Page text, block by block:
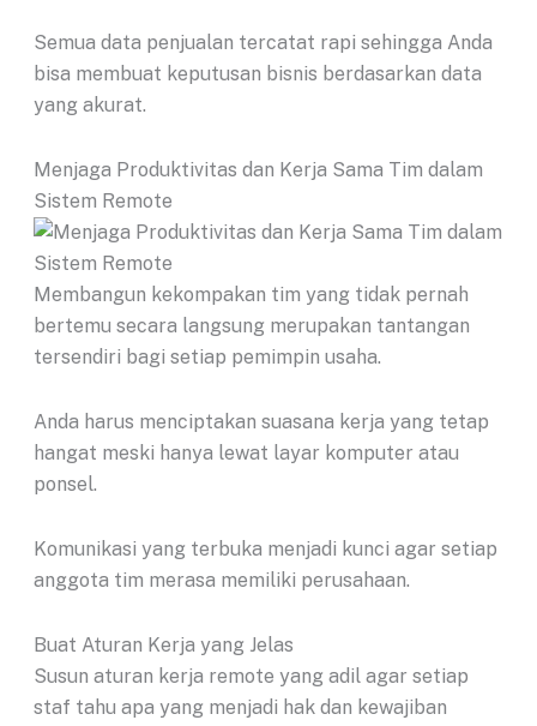
Semua data penjualan tercatat rapi sehingga Anda
bisa membuat keputusan bisnis berdasarkan data
yang akurat.
Menjaga Produktivitas dan Kerja Sama Tim dalam
Sistem Remote
Membangun kekompakan tim yang tidak pernah
bertemu secara langsung merupakan tantangan
tersendiri bagi setiap pemimpin usaha.
Anda harus menciptakan suasana kerja yang tetap
hangat meski hanya lewat layar komputer atau
ponsel.
Komunikasi yang terbuka menjadi kunci agar setiap
anggota tim merasa memiliki perusahaan.
Buat Aturan Kerja yang Jelas
Susun aturan kerja remote yang adil agar setiap
staf tahu apa yang menjadi hak dan kewajiban